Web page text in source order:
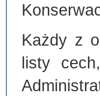
Każdy z
listy